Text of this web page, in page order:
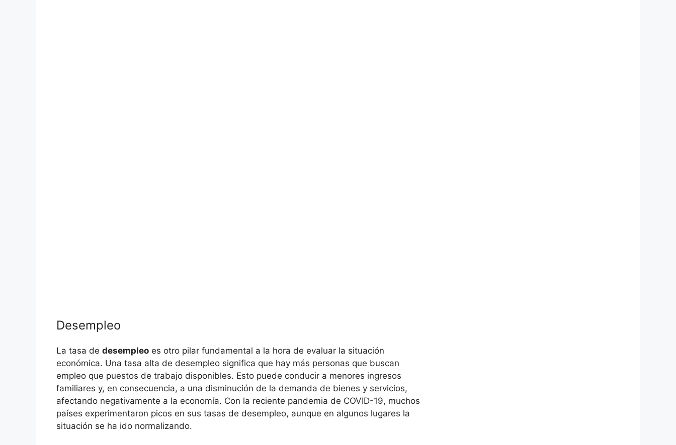
Desempleo
La tasa de desempleo es otro pilar fundamental a la hora de evaluar la situación
económica. Una tasa alta de desempleo significa que hay más personas que buscan
empleo que puestos de trabajo disponibles. Esto puede conducir a menores ingresos
familiares y, en consecuencia, a una disminución de la demanda de bienes y servicios,
afectando negativamente a la economía. Con la reciente pandemia de COVID-19, muchos
países experimentaron picos en sus tasas de desempleo, aunque en algunos lugares la
situación se ha ido normalizando.